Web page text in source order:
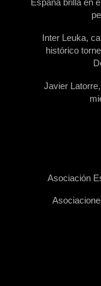
España brilla en
Inter Leuka,
histórico
Javier
Asociación